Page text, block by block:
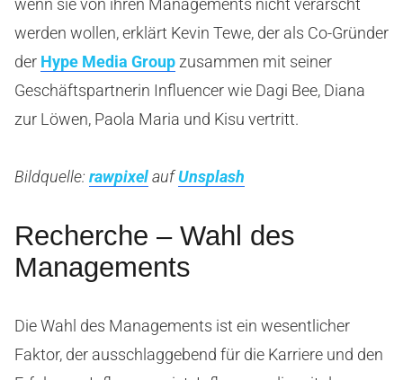
wenn sie von ihren Managements nicht verarscht
werden wollen, erklärt Kevin Tewe, der als Co-Gründer
der Hype Media Group zusammen mit seiner
Geschäftspartnerin Influencer wie Dagi Bee, Diana
zur Löwen, Paola Maria und Kisu vertritt.
Bildquelle: rawpixelaufUnsplash
Recherche – Wahl des
Managements
Die Wahl des Managements ist ein wesentlicher
Faktor, der ausschlaggebend für die Karriere und den